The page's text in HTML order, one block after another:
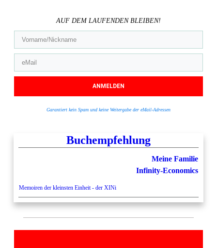
AUF DEM LAUFENDEN BLEIBEN!
ANMELDEN
Garantiert kein Spam und keine Weitergabe der eMail-Adressen
Buchempfehlung
Meine Familie
Infinity-Economics
Memoiren der kleinsten Einheit - der XINi